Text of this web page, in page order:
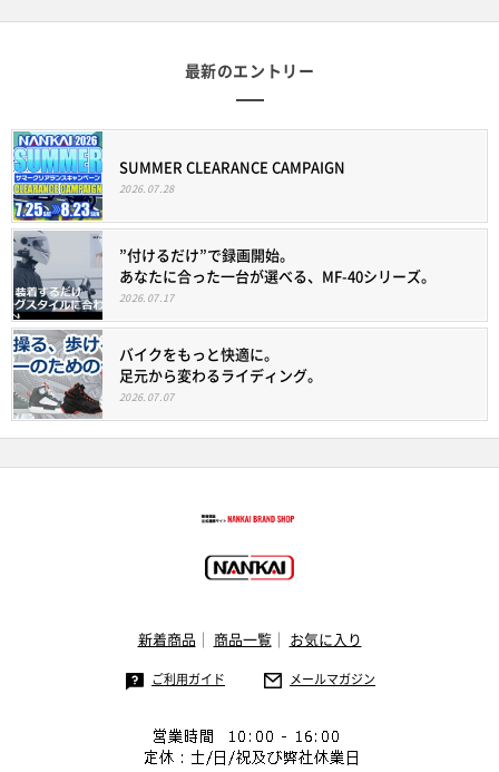
最新のエントリー
SUMMER CLEARANCE CAMPAIGN
2026.07.28
”付けるだけ”で録画開始。
あなたに合った一台が選べる、MF-40シリーズ。
2026.07.17
バイクをもっと快適に。
足元から変わるライディング。
2026.07.07
新着商品 商品一覧 お気に入り
ご利用ガイド メールマガジン